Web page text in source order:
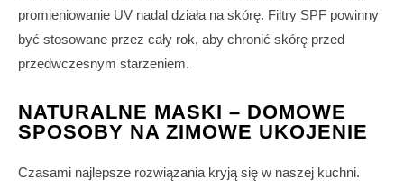
promieniowanie UV nadal działa na skórę. Filtry SPF powinny
być stosowane przez cały rok, aby chronić skórę przed
przedwczesnym starzeniem.
NATURALNE MASKI – DOMOWE
SPOSOBY NA ZIMOWE UKOJENIE
Czasami najlepsze rozwiązania kryją się w naszej kuchni.